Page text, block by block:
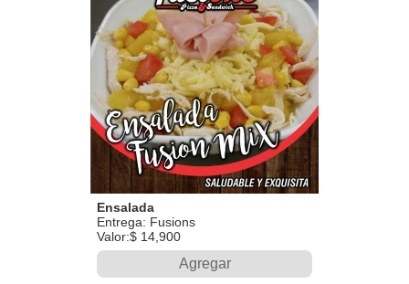
Ensalada
Entrega: Fusions
Valor:$ 14,900
Agregar